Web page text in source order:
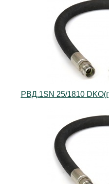
РВД.1SN 25/1810